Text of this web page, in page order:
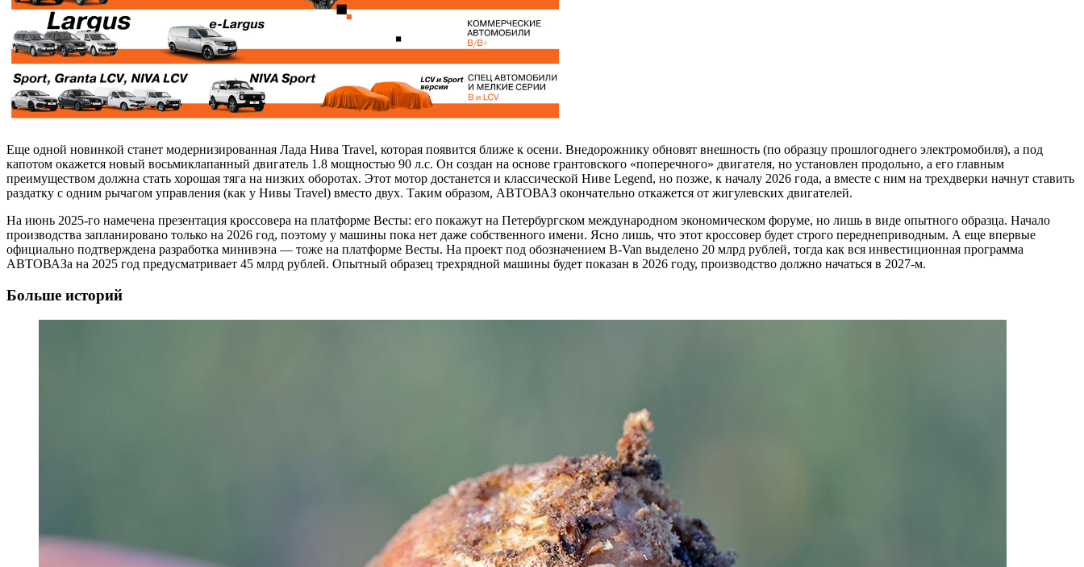
Еще одной новинкой станет модернизированная Лада Нива Travel, которая появится ближе к осени. Внедорожнику обновят внешность (по образцу прошлогоднего электромобиля), а под
капотом окажется новый восьмиклапанный двигатель 1.8 мощностью 90 л.с. Он создан на основе грантовского «поперечного» двигателя, но установлен продольно, а его главным
преимуществом должна стать хорошая тяга на низких оборотах. Этот мотор достанется и классической Ниве Legend, но позже, к началу 2026 года, а вместе с ним на трехдверки начнут ставить
раздатку с одним рычагом управления (как у Нивы Travel) вместо двух. Таким образом, АВТОВАЗ окончательно откажется от жигулевских двигателей.
На июнь 2025-го намечена презентация кроссовера на платформе Весты: его покажут на Петербургском международном экономическом форуме, но лишь в виде опытного образца. Начало
производства запланировано только на 2026 год, поэтому у машины пока нет даже собственного имени. Ясно лишь, что этот кроссовер будет строго переднеприводным. А еще впервые
официально подтверждена разработка минивэна — тоже на платформе Весты. На проект под обозначением B-Van выделено 20 млрд рублей, тогда как вся инвестиционная программа
АВТОВАЗа на 2025 год предусматривает 45 млрд рублей. Опытный образец трехрядной машины будет показан в 2026 году, производство должно начаться в 2027-м.
Больше историй